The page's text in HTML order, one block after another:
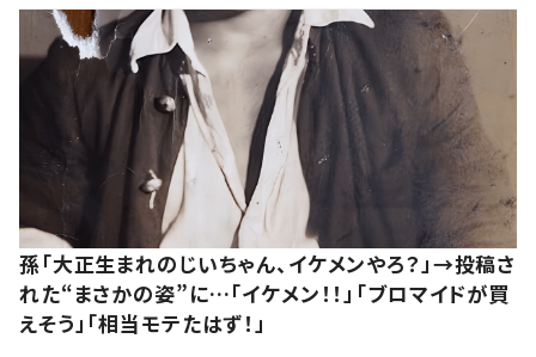
孫「大正生まれのじいちゃん、イケメンやろ？」→投稿さ
れた“まさかの姿”に…「イケメン！！」「ブロマイドが買
えそう」「相当モテたはず！」